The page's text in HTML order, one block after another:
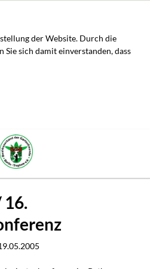
der Website. Durch die
sich damit einverstanden, dass
16.